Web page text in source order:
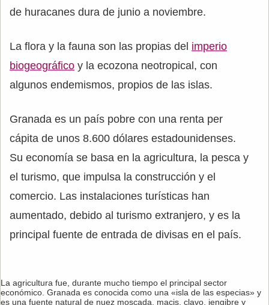
de huracanes dura de junio a noviembre.
La flora y la fauna son las propias del imperio
biogeográfico y la ecozona neotropical, con
algunos endemismos, propios de las islas.
Granada es un país pobre con una renta per
cápita de unos 8.600 dólares estadounidenses.
Su economía se basa en la agricultura, la pesca y
el turismo, que impulsa la construcción y el
comercio. Las instalaciones turísticas han
aumentado, debido al turismo extranjero, y es la
principal fuente de entrada de divisas en el país.
La agricultura fue, durante mucho tiempo el principal sector
económico. Granada es conocida como una «isla de las especias» y
es una fuente natural de nuez moscada, macis, clavo, jengibre y